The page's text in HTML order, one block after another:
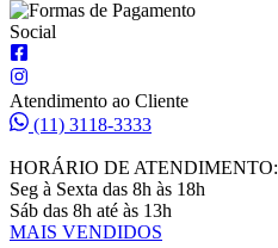
Social
Atendimento ao Cliente
(11) 3118-3333
HORÁRIO DE ATENDIMENTO:
Seg à Sexta das 8h às 18h
Sáb das 8h até às 13h
MAIS VENDIDOS